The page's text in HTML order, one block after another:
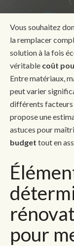
Vous souhaitez
la remplacer
solution à la fois
véritable coût
Entre matériaux,
peut varier
différents facteurs
propose une
astuces pour
budget tout en
pour